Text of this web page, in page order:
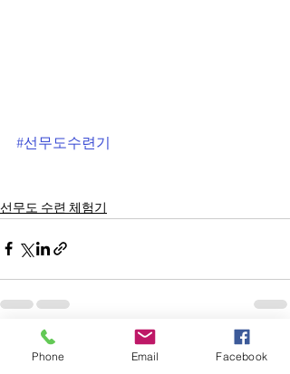
#선무도수련기
선무도 수련 체험기
최근 게시물 전체 보기
Phone Email Facebook